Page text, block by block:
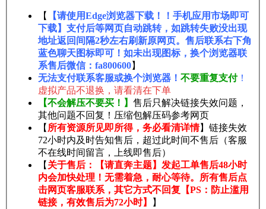
【
【请使用Edge浏览器下载！！手机应用市场即可
下载】支付后等网页自动跳转，如跳转失败没出现
地址返回间隔2秒左右刷新原网页。售后联系右下角
蓝色聊天图标即可！如未出现图标，换个浏览器联
系售后微信：fa800600】
无法支付联系客服或换个浏览器！ 不要重复支付！
虚拟产品不退换，请看清在下单
【不会解压不要买！】 售后只解决链接失效问题，
其他问题不回复！压缩包解压码参考网页
【 所有资源所见即所得，务必看清详情】链接失效
72小时内及时告知售后，超过此时间不售后（客服
不在线时间留言，上线即售后）
【 关于售后：【请直奔主题】发起工单售后48小时
内会加快处理！无需着急，耐心等待。所有售后点
击网页客服联系，其它方式不回复【PS：防止滥用
链接，有效售后为72小时】
】